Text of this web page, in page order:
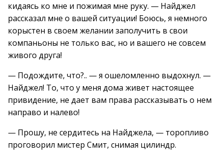
кидаясь ко мне и пожимая мне руку. — Найджел
рассказал мне о вашей ситуации! Боюсь, я немного
корыстен в своем желании заполучить в свои
компаньоны не только вас, но и вашего не совсем
живого друга!
— Подождите, что?.. — я ошеломленно выдохнул. —
Найджел! То, что у меня дома живет настоящее
привидение, не дает вам права рассказывать о нем
направо и налево!
— Прошу, не сердитесь на Найджела, — торопливо
проговорил мистер Смит, снимая цилиндр.